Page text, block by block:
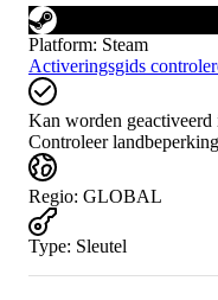
Platform: Steam
Activeringsgids
Kan worden geactiveerd
Controleer
Regio: GLOBAL
Type: Sleutel